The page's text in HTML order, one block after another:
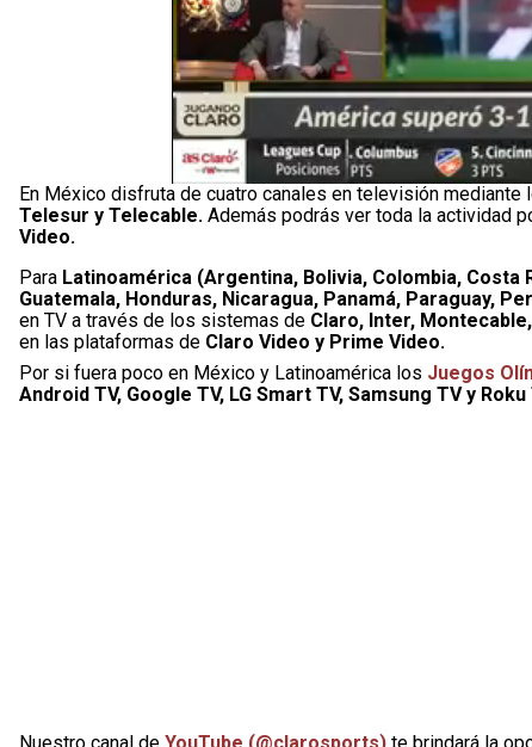
En México disfruta de cuatro canales en televisión
Telesur y Telecable. Además podrás ver toda la actividad
Video.
Para Latinoamérica (Argentina, Bolivia, Colombia, Costa
Guatemala, Honduras, Nicaragua, Panamá, Paraguay,
en TV a través de los sistemas de Claro, Inter,
en las plataformas de Claro Video y Prime Video.
Por si fuera poco en México y Latinoamérica los Juegos
Android TV, Google TV, LG Smart TV, Samsung TV y Roku
Nuestro canal de YouTube (@clarosports) te brindará la